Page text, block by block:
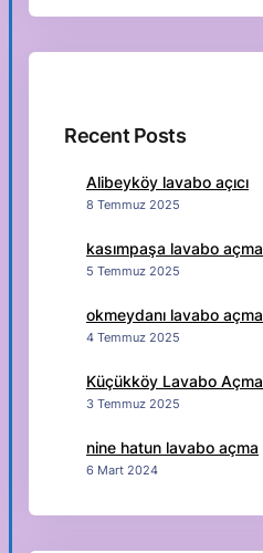
Recent Posts
Alibeyköy lavabo açıcı
8 Temmuz 2025
kasımpaşa lavabo açma
5 Temmuz 2025
okmeydanı lavabo açma
4 Temmuz 2025
Küçükköy Lavabo Açma
3 Temmuz 2025
nine hatun lavabo açma
6 Mart 2024